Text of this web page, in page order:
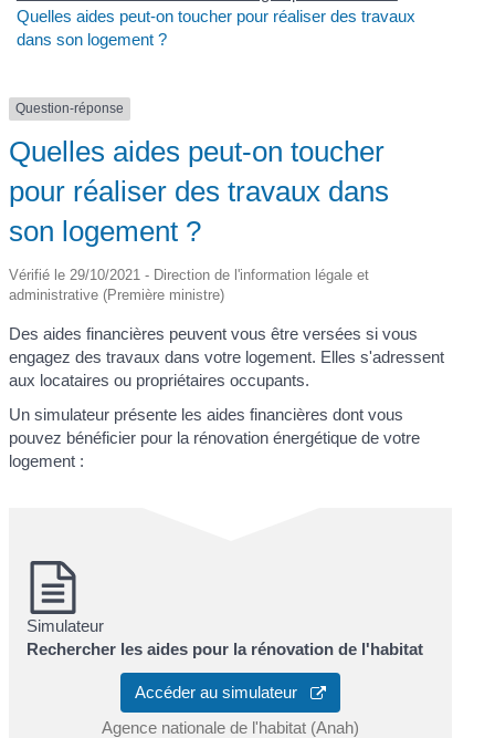
Quelles aides peut-on toucher pour réaliser des travaux
dans son logement ?
Question-réponse
Quelles aides peut-on toucher
pour réaliser des travaux dans
son logement ?
Vérifié le 29/10/2021 - Direction de l'information légale et
administrative (Première ministre)
Des aides financières peuvent vous être versées si vous
engagez des travaux dans votre logement. Elles s'adressent
aux locataires ou propriétaires occupants.
Un simulateur présente les aides financières dont vous
pouvez bénéficier pour la rénovation énergétique de votre
logement :
Simulateur
Rechercher les aides pour la rénovation de l'habitat
Accéder au simulateur
Agence nationale de l'habitat (Anah)